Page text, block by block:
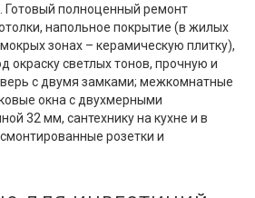
полноценный ремонт
напольное покрытие (в жилых
зонах – керамическую плитку),
окраску светлых тонов, прочную и
с двумя замками; межкомнатные
окна с двухмерными
32 мм, сантехнику на кухне и в
розетки и